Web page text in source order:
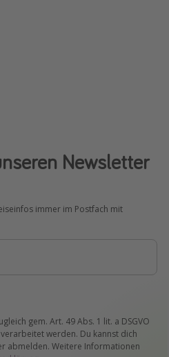
Newsletter
immer im Postfach mit
gem. Art. 49 Abs. 1 lit. a DSGVO
werden. Du kannst dich
abmelden. Weitere Informationen